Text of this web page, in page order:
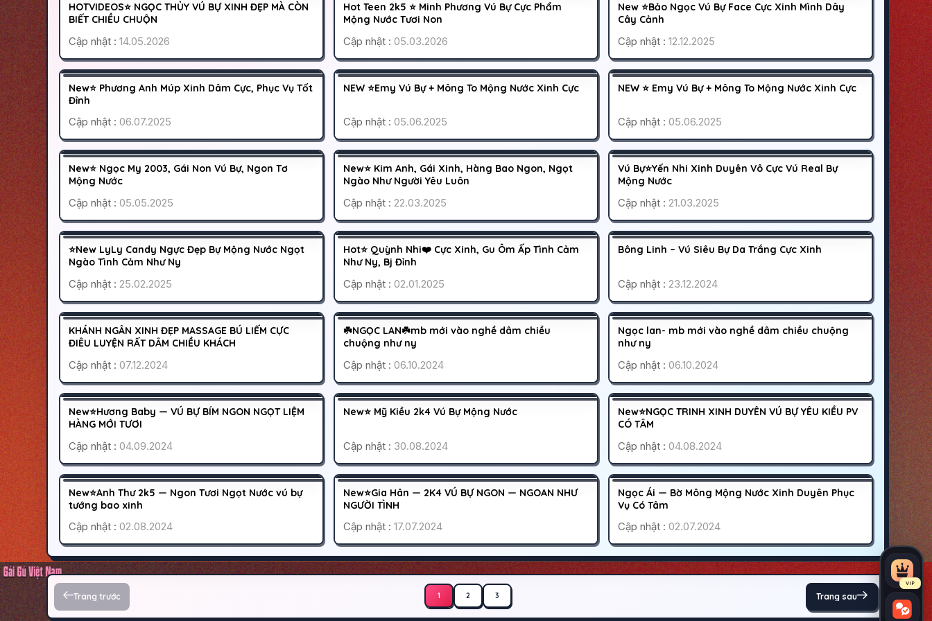
300K
HOẠT ĐỘNG
HOTVIDEOS⭐ NGỌC THỦY VÚ BỰ XINH ĐẸP MÀ CÒN
BIẾT CHIỀU CHUỘN
Cập nhật :14.05.2026
700K
HOẠT ĐỘNG
Hot Teen 2k5 ⭐ Minh Phương Vú Bự Cực Phẩm
Mộng Nước Tươi Non
Cập nhật :05.03.2026
500K
HOẠT ĐỘNG
New ⭐Bảo Ngọc Vú Bự Face Cực Xinh Mình Dây
Cây Cảnh
Cập nhật : 12.12.2025
500K
HOẠT ĐỘNG
New⭐ Phương Anh Múp Xinh Dâm Cực, Phục Vụ Tốt
Đỉnh
Cập nhật :06.07.2025
300K
HOẠT ĐỘNG
NEW ⭐Emy Vú Bự + Mông To Mộng Nước Xinh Cực
Cập nhật :05.06.2025
400K
HOẠT ĐỘNG
NEW ⭐ Emy Vú Bự + Mông To Mộng Nước Xinh Cực
Cập nhật : 05.06.2025
600K
CÁO BẬN
New⭐ Ngọc My 2003, Gái Non Vú Bự, Ngon Tơ
Mộng Nước
Cập nhật :05.05.2025
400K
HOẠT ĐỘNG
New⭐ Kim Anh, Gái Xinh, Hàng Bao Ngon, Ngọt
Ngào Như Người Yêu Luôn
Cập nhật :22.03.2025
400K
CÁO BẬN
Vú Bự⭐Yến Nhi Xinh Duyên Vô Cực Vú Real Bự
Mộng Nước
Cập nhật : 21.03.2025
400K
HOẠT ĐỘNG
⭐New LyLy Candy Ngực Đẹp Bự Mộng Nước Ngọt
Ngào Tình Cảm Như Ny
Cập nhật :25.02.2025
500K
CÁO BẬN
Hot⭐ Quỳnh Nhi❤️ Cực Xinh, Gu Ôm Ấp Tình Cảm
Như Ny, Bj Đỉnh
Cập nhật :02.01.2025
CÁO BẬN
Bông Linh – Vú Siêu Bự Da Trắng Cực Xinh
Cập nhật : 23.12.2024
400K
CÁO BẬN
KHÁNH NGÂN XINH ĐẸP MASSAGE BÚ LIẾM CỰC
ĐIÊU LUYỆN RẤT DÂM CHIỀU KHÁCH
Cập nhật :07.12.2024
HOẠT ĐỘNG
☘️NGỌC LAN☘️mb mới vào nghề dâm chiều
chuộng như ny
Cập nhật :06.10.2024
200K
CÁO BẬN
Ngọc lan- mb mới vào nghề dâm chiều chuộng
như ny
Cập nhật : 06.10.2024
500K
HOẠT ĐỘNG
New⭐Hương Baby — VÚ BỰ BÍM NGON NGỌT LIỆM
HÀNG MỚI TƯƠI
Cập nhật :04.09.2024
CÁO BẬN
New⭐ Mỹ Kiều 2k4 Vú Bự Mộng Nước
Cập nhật : 30.08.2024
400K
CÁO BẬN
New⭐NGỌC TRINH XINH DUYÊN VÚ BỰ YÊU KIỀU PV
CÓ TÂM
Cập nhật : 04.08.2024
600K
CÁO BẬN
New⭐Anh Thư 2k5 — Ngon Tươi Ngọt Nước vú bự
tướng bao xinh
Cập nhật :02.08.2024
400K
HOẠT ĐỘNG
New⭐Gia Hân — 2K4 VÚ BỰ NGON — NGOAN NHƯ
NGƯỜI TÌNH
Cập nhật :17.07.2024
400K
HOẠT ĐỘNG
Ngọc Ái — Bờ Mông Mộng Nước Xinh Duyên Phục
Vụ Có Tâm
Cập nhật : 02.07.2024
Phân trang bài viết
Trang trước 1 2 3 Trang sau
VIP